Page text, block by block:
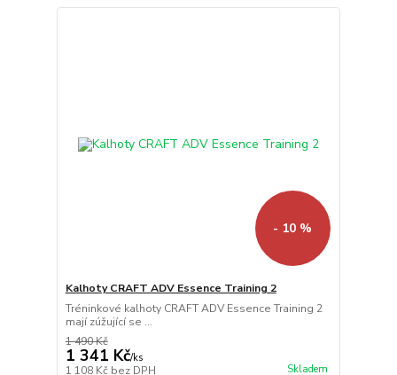
- 10 %
Kalhoty CRAFT ADV Essence Training 2
Tréninkové kalhoty CRAFT ADV Essence Training 2
mají zúžující se ...
1 490 Kč
1 341 Kč/ks
1 108 Kč bez DPH Skladem